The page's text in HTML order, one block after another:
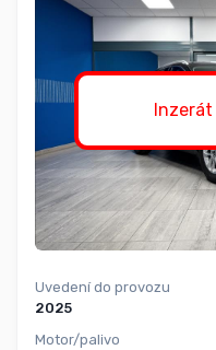
Uvedení do provozu
2025
Motor/palivo